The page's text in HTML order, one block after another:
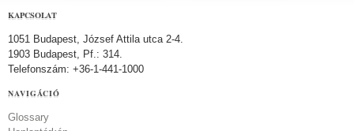
KAPCSOLAT
1051 Budapest, József Attila utca 2-4.
1903 Budapest, Pf.: 314.
Telefonszám: +36-1-441-1000
NAVIGÁCIÓ
Glossary